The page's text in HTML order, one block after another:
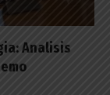
Analisis